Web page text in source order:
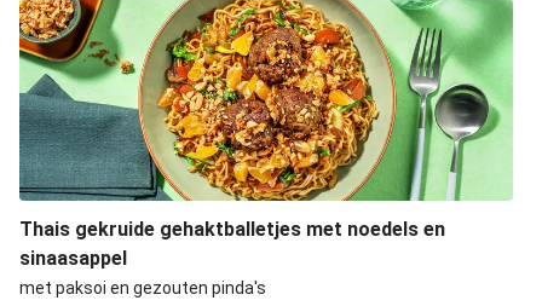
Thais gekruide gehaktballetjes met noedels en
sinaasappel
met paksoi en gezouten pinda's